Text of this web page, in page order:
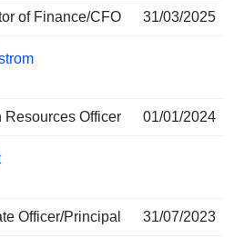
of Finance/CFO 31/03/2025
Resources Officer 01/01/2024
Officer/Principal 31/07/2023